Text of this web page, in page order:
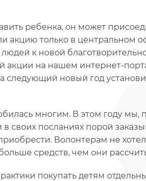
ребенка, он может
акцию только в центральном
к новой
акции на нашем интернет-
новый год
многим. В этом году мы,
своих посланиях порой
Волонтерам не
средств, чем они
покупать детям